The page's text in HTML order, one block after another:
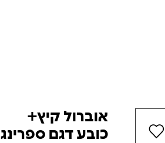
אוברול קיץ+
כובע דגם ספרינג